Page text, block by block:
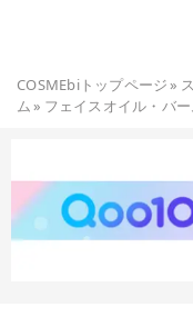
がかったお肌に見えます 日焼けしたお肌につけたら、ビー
イベント、フェスにぴったり
う 香りや、オイルなのに重くなくべたつかない使用感は、これ
からの季節に気持ちよく使えそう また夏な
使って、キラキラさせてもかわい
オイルとしても使える
COSMEbiトップページ»
ム» フェイスオイル・バー